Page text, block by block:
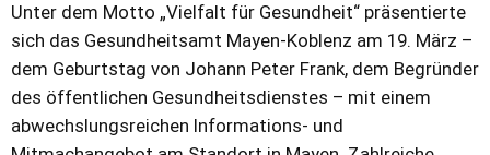
Unter dem Motto „Vielfalt für Gesundheit“ präsentierte
sich das Gesundheitsamt Mayen-Koblenz am 19. März –
dem Geburtstag von Johann Peter Frank, dem Begründer
des öffentlichen Gesundheitsdienstes – mit einem
abwechslungsreichen Informations- und